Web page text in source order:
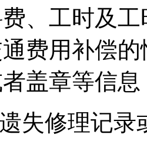
、工时及
费用补偿
盖章等信
失修理记录